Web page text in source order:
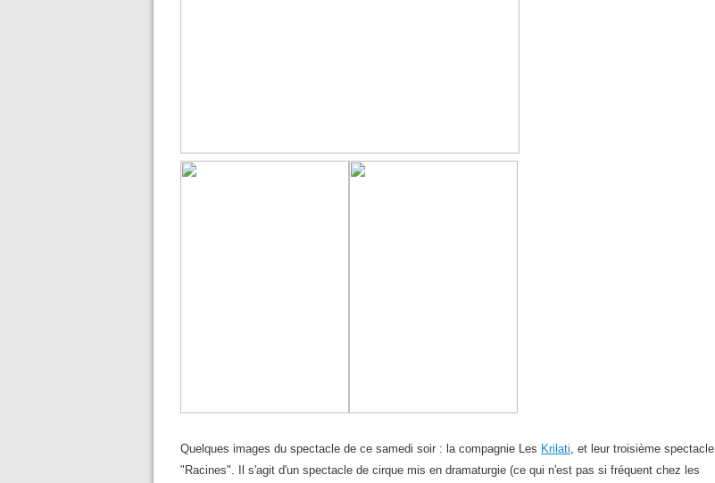
Quelques images du spectacle de ce samedi soir : la compagnie Les Krilati, et leur troisième spectacle
"Racines". Il s'agit d'un spectacle de cirque mis en dramaturgie (ce qui n'est pas si fréquent chez les